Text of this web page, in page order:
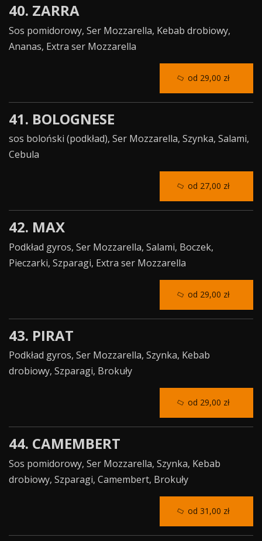
40. ZARRA
Sos pomidorowy, Ser Mozzarella, Kebab drobiowy,
Ananas, Extra ser Mozzarella
41. BOLOGNESE
sos boloński (podkład), Ser Mozzarella, Szynka, Salami,
Cebula
42. MAX
Podkład gyros, Ser Mozzarella, Salami, Boczek,
Pieczarki, Szparagi, Extra ser Mozzarella
43. PIRAT
Podkład gyros, Ser Mozzarella, Szynka, Kebab
drobiowy, Szparagi, Brokuły
44. CAMEMBERT
Sos pomidorowy, Ser Mozzarella, Szynka, Kebab
drobiowy, Szparagi, Camembert, Brokuły